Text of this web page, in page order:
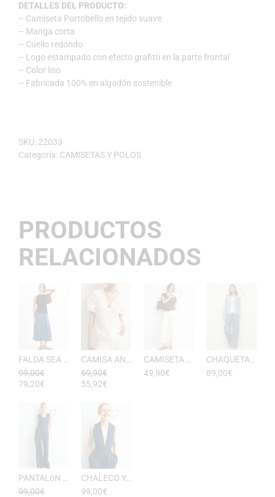
DETALLES DEL PRODUCTO:
– Camiseta Portobello en tejido suave
– Manga corta
– Cuello redondo
– Logo estampado con efecto grafitti en la parte frontal
– Color liso
– Fabricada 100% en algodón sostenible
SKU: 22033
Categoría: CAMISETAS Y POLOS
PRODUCTOS
RELACIONADOS
99,00€
79,20€
69,90€
55,92€
49,90€
89,00€
PANTALóN YUKATA MUJER RAYAS DE ESEOESE
99,00€
CHALECO YUKATA MUJER DE RAYAS ESEOESE
99,00€